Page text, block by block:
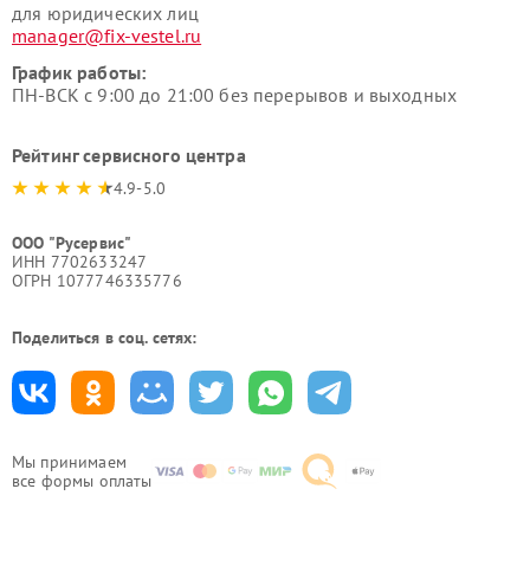
Мы принимаем
все формы оплаты
для юридических лиц
manager@fix-vestel.ru
График работы:
ПН-ВСК с 9:00 до 21:00 без перерывов и выходных
Рейтинг сервисного центра
4.9-5.0
ООО "Русервис"
ИНН 7702633247
ОГРН 1077746335776
Поделиться в соц. сетях: